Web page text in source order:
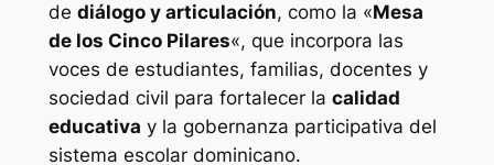
de diálogo y articulación, como la «Mesa
de los Cinco Pilares«, que incorpora las
voces de estudiantes, familias, docentes y
sociedad civil para fortalecer la calidad
educativa y la gobernanza participativa del
sistema escolar dominicano.